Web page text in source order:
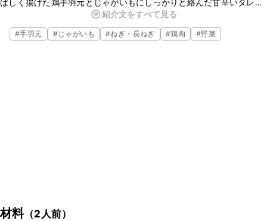
ばしく揚げた鶏手羽元とじゃがいもにしっかりと絡んだ甘辛いタレで
ごはんがすすみますよ。お酒のおつまみにもぴったりな一品ですの
で、ぜひ作ってみてくださいね。
紹介文をすべて見る
#手羽元 #じゃがいも #ねぎ・長ねぎ #鶏肉 #野菜
材料（2人前）